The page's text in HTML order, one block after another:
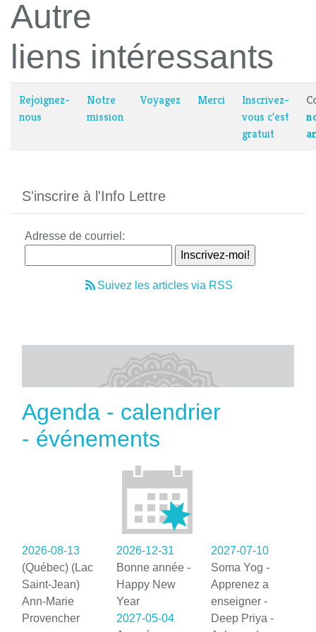
Autre
liens intéressants
Rejoignez-
nous
Notre
mission
Voyagez Merci
Inscrivez-
vous c'est
gratuit
S'inscrire à l'Info Lettre
Adresse de courriel:
Suivez les articles via RSS
Agenda - calendrier
- événements
2026-08-13
(Québec) (Lac
Saint-Jean)
Ann-Marie
Provencher
2026-12-31
Bonne année -
Happy New
Year
2027-05-04
2027-07-10
Soma Yog -
Apprenez a
enseigner -
Deep Priya -